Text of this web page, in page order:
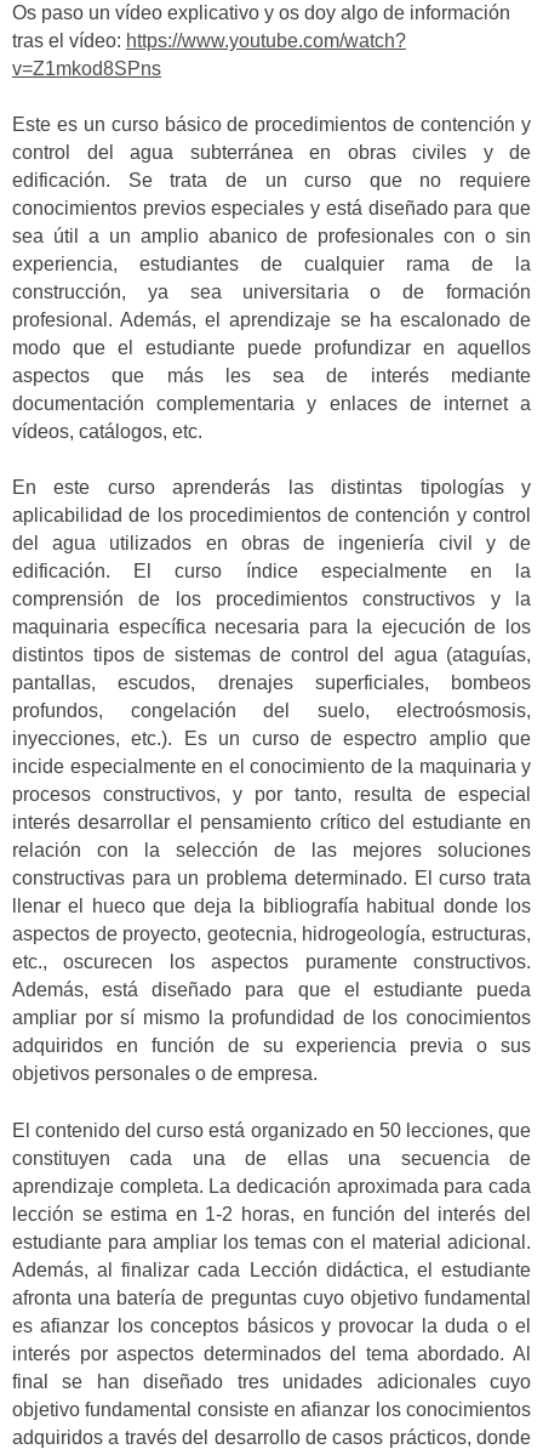
Os paso un vídeo explicativo y os doy algo de información
tras el vídeo: https://www.youtube.com/watch?
v=Z1mkod8SPns
Este es un curso básico de procedimientos de contención y
control del agua subterránea en obras civiles y de
edificación. Se trata de un curso que no requiere
conocimientos previos especiales y está diseñado para que
sea útil a un amplio abanico de profesionales con o sin
experiencia, estudiantes de cualquier rama de la
construcción, ya sea universitaria o de formación
profesional. Además, el aprendizaje se ha escalonado de
modo que el estudiante puede profundizar en aquellos
aspectos que más les sea de interés mediante
documentación complementaria y enlaces de internet a
vídeos, catálogos, etc.
En este curso aprenderás las distintas tipologías y
aplicabilidad de los procedimientos de contención y control
del agua utilizados en obras de ingeniería civil y de
edificación. El curso índice especialmente en la
comprensión de los procedimientos constructivos y la
maquinaria específica necesaria para la ejecución de los
distintos tipos de sistemas de control del agua (ataguías,
pantallas, escudos, drenajes superficiales, bombeos
profundos, congelación del suelo, electroósmosis,
inyecciones, etc.). Es un curso de espectro amplio que
incide especialmente en el conocimiento de la maquinaria y
procesos constructivos, y por tanto, resulta de especial
interés desarrollar el pensamiento crítico del estudiante en
relación con la selección de las mejores soluciones
constructivas para un problema determinado. El curso trata
llenar el hueco que deja la bibliografía habitual donde los
aspectos de proyecto, geotecnia, hidrogeología, estructuras,
etc., oscurecen los aspectos puramente constructivos.
Además, está diseñado para que el estudiante pueda
ampliar por sí mismo la profundidad de los conocimientos
adquiridos en función de su experiencia previa o sus
objetivos personales o de empresa.
El contenido del curso está organizado en 50 lecciones, que
constituyen cada una de ellas una secuencia de
aprendizaje completa. La dedicación aproximada para cada
lección se estima en 1-2 horas, en función del interés del
estudiante para ampliar los temas con el material adicional.
Además, al finalizar cada Lección didáctica, el estudiante
afronta una batería de preguntas cuyo objetivo fundamental
es afianzar los conceptos básicos y provocar la duda o el
interés por aspectos determinados del tema abordado. Al
final se han diseñado tres unidades adicionales cuyo
objetivo fundamental consiste en afianzar los conocimientos
adquiridos a través del desarrollo de casos prácticos, donde